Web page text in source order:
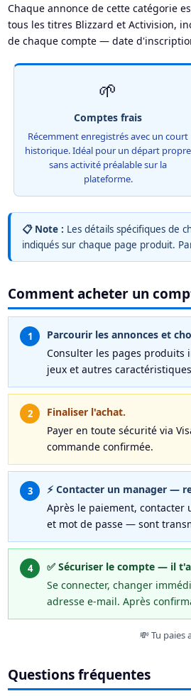
Chaque annonce de cette catégorie
tous les titres Blizzard et Activision,
de chaque compte — date
🌱
Comptes frais
Récemment enregistrés avec un court
historique. Idéal pour un départ propre
sans activité préalable sur la
plateforme.
📋 Note : Les détails spécifiques de
indiqués sur chaque page produit.
Comment acheter un
1
Parcourir les annonces et
Consulter les pages
jeux et autres
2
Finaliser l'achat.
Payer en toute sécurité via
commande confirmée.
3
⚡ Contacter un manager —
Après le paiement, contacter
et mot de passe — sont
4
✅ Sécuriser le compte — il
Se connecter, changer
adresse e-mail. Après
💸 Tu paies
Questions fréquentes